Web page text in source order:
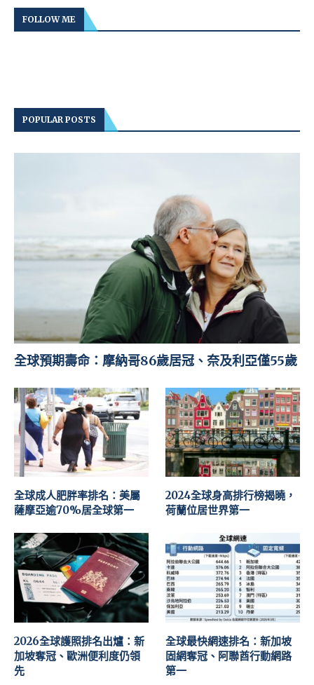
FOLLOW ME
POPULAR POSTS
全球預期壽命：摩納哥86歲居冠、奈及利亞僅55歲
全球成人肥胖率排名：美屬
薩摩亞逾70%居全球第一
2024全球身高排行榜揭曉，
荷蘭位居世界第一
2026全球護照排名出爐：新
加坡奪冠、歐洲便利度仍領
先
全球最快網速排名：新加坡
固網奪冠、阿聯酋行動網路
第一